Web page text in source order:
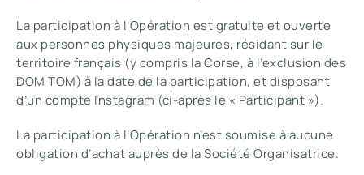
La participation à l’Opération est gratuite et ouverte
aux personnes physiques majeures, résidant sur le
territoire français (y compris la Corse, à l’exclusion des
DOM TOM) à la date de la participation, et disposant
d’un compte Instagram (ci-après le « Participant »).
La participation à l’Opération n’est soumise à aucune
obligation d’achat auprès de la Société Organisatrice.